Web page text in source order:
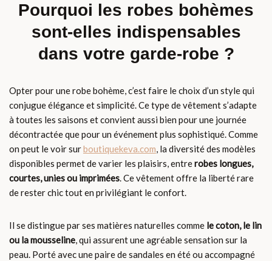
Pourquoi les robes bohèmes
sont-elles indispensables
dans votre garde-robe ?
Opter pour une robe bohème, c’est faire le choix d’un style qui
conjugue élégance et simplicité. Ce type de vêtement s’adapte
à toutes les saisons et convient aussi bien pour une journée
décontractée que pour un événement plus sophistiqué. Comme
on peut le voir surboutiquekeva.com, la diversité des modèles
disponibles permet de varier les plaisirs, entrerobes longues,
courtes, unies ou imprimées. Ce vêtement offre la liberté rare
de rester chic tout en privilégiant le confort.
Il se distingue par ses matières naturelles comme le coton, le lin
ou la mousseline, qui assurent une agréable sensation sur la
peau. Porté avec une paire de sandales en été ou accompagné